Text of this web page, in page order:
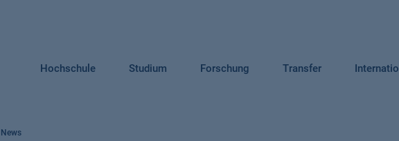
Hochschule Studium Forschung Transfer
News